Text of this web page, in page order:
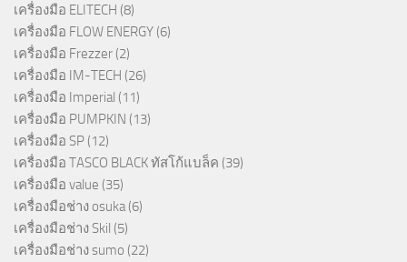
เครื่องมือ ELITECH (8)
เครื่องมือ FLOW ENERGY (6)
เครื่องมือ Frezzer (2)
เครื่องมือ IM-TECH (26)
เครื่องมือ Imperial (11)
เครื่องมือ PUMPKIN (13)
เครื่องมือ SP (12)
เครื่องมือ TASCO BLACK ทัสโก้แบล็ค (39)
เครื่องมือ value (35)
เครื่องมือช่าง osuka (6)
เครื่องมือช่าง Skil (5)
เครื่องมือช่าง sumo (22)